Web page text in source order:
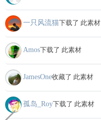
一只风流猫下载了 此素材
Amos下载了 此素材
JamesOne收藏了 此素材
孤岛_Roy下载了 此素材